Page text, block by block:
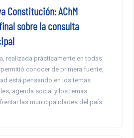
Constitución: AChM
sobre la consulta
realizada prácticamente en todas
conocer de primera fuente,
está pensando en los temas
agenda social y los temas
las municipalidades del país.